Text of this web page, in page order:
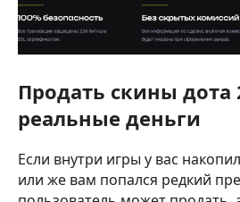
Продать скины дота
реальные деньги
Если внутри игры у вас
или же вам попался редкий